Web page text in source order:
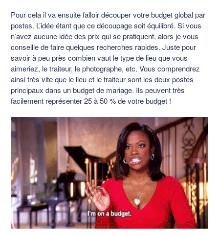
Pour cela il va ensuite falloir découper votre budget global par
postes. L’idée étant que ce découpage soit équilibré. Si vous
n’avez aucune idée des prix qui se pratiquent, alors je vous
conseille de faire quelques recherches rapides. Juste pour
savoir à peu près combien vaut le type de lieu que vous
aimeriez, le traiteur, le photographe, etc. Vous comprendrez
ainsi très vite que le lieu et le traiteur sont les deux postes
principaux dans un budget de mariage. Ils peuvent très
facilement représenter 25 à 50 % de votre budget !